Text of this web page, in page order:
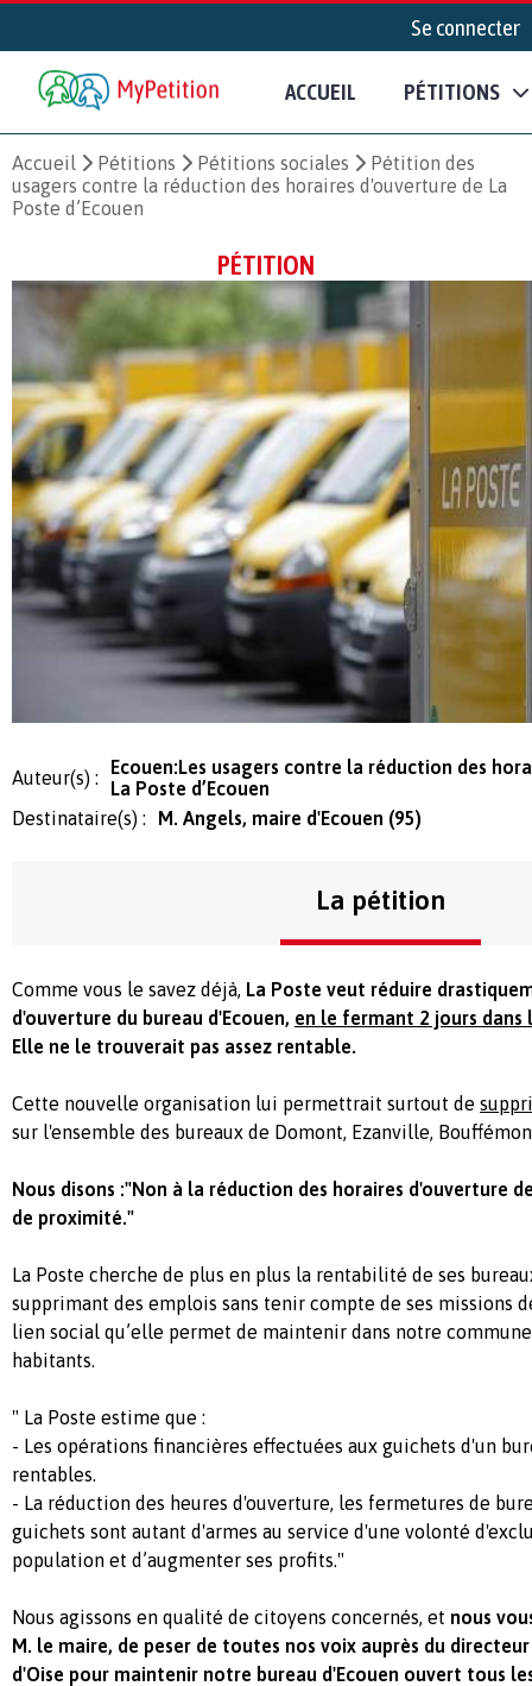
Se connecter
ACCUEIL PÉTITIONS
Accueil Pétitions Pétitions sociales
Pétition des
usagers contre la réduction des horaires d'ouverture de La
Poste d’Ecouen
PÉTITION
Auteur(s) :
Ecouen:Les usagers contre la réduction des
La Poste d’Ecouen
Destinataire(s) :
M. Angels, maire d'Ecouen (95)
La pétition
Comme vous le savez déjà, La Poste veut réduire
d'ouverture du bureau d'Ecouen, en le fermant 2 jours dans
Elle ne le trouverait pas assez rentable.
Cette nouvelle organisation lui permettrait surtout de
sur l'ensemble des bureaux de Domont, Ezanville,
Nous disons :"Non à la réduction des horaires d'ouverture
de proximité."
La Poste cherche de plus en plus la rentabilité de ses
supprimant des emplois sans tenir compte de ses missions
lien social qu’elle permet de maintenir dans notre
habitants.
" La Poste estime que :
- Les opérations financières effectuées aux guichets d'un
rentables.
- La réduction des heures d'ouverture, les fermetures de
guichets sont autant d'armes au service d'une volonté
population et d’augmenter ses profits."
Nous agissons en qualité de citoyens concernés, et nous
M. le maire, de peser de toutes nos voix auprès du
d'Oise pour maintenir notre bureau d'Ecouen ouvert tous